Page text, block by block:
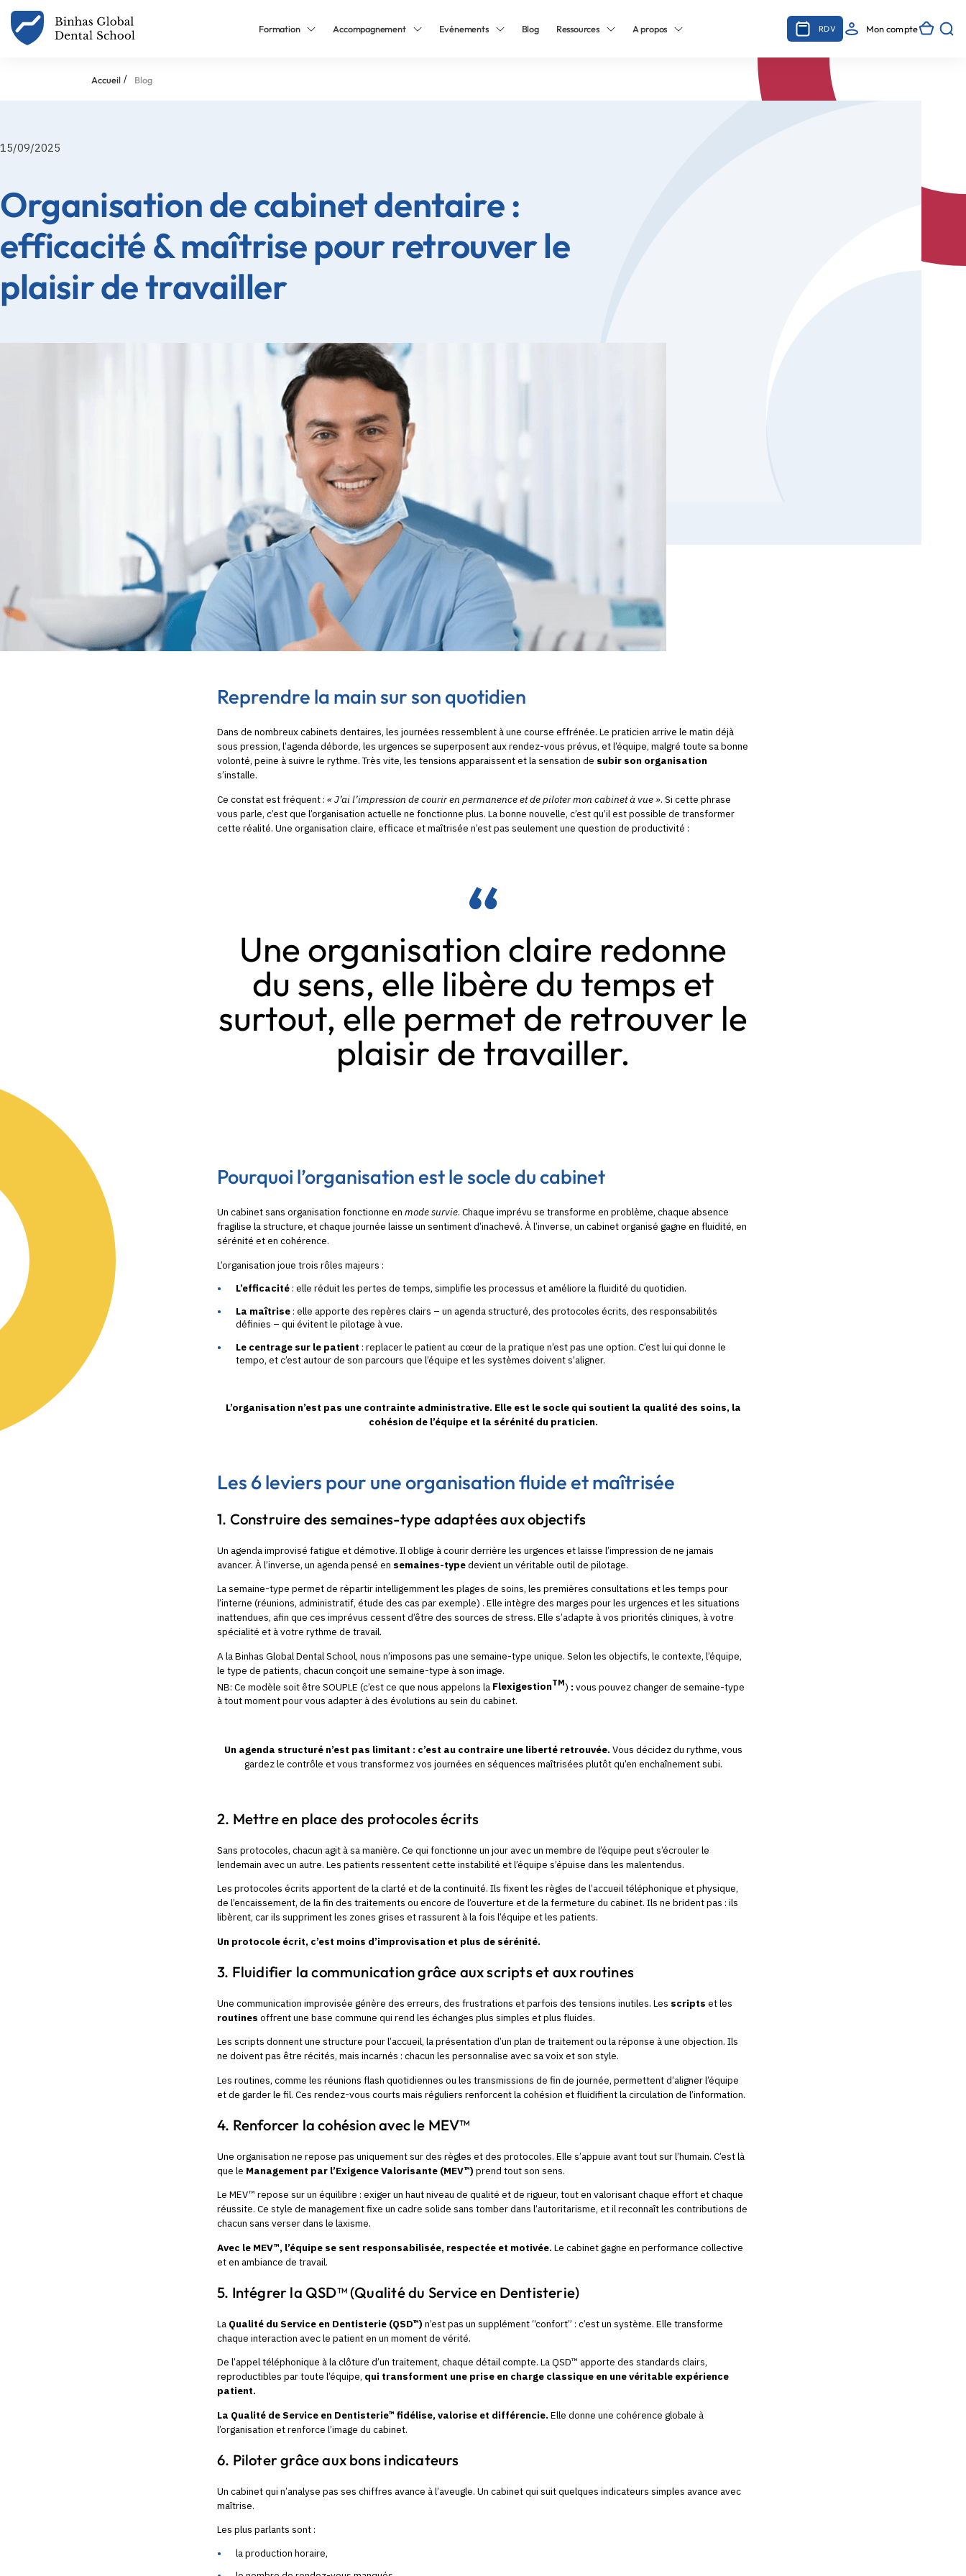
Formation Accompagnement Evénements Blog Ressources A propos RDV Mon compte
Accueil / Blog
15/09/2025
Organisation de cabinet dentaire :
efficacité & maîtrise pour retrouver le
plaisir de travailler
Reprendre la main sur son quotidien
Dans de nombreux cabinets dentaires, les journées ressemblent à une course effrénée. Le praticien arrive le matin déjà
sous pression, l’agenda déborde, les urgences se superposent aux rendez-vous prévus, et l’équipe, malgré toute sa bonne
volonté, peine à suivre le rythme. Très vite, les tensions apparaissent et la sensation de subir son organisation
s’installe.
Ce constat est fréquent : « J’ai l’impression de courir en permanence et de piloter mon cabinet à vue ». Si cette phrase
vous parle, c’est que l’organisation actuelle ne fonctionne plus. La bonne nouvelle, c’est qu’il est possible de transformer
cette réalité. Une organisation claire, efficace et maîtrisée n’est pas seulement une question de productivité :
Une organisation claire redonne
du sens, elle libère du temps et
surtout, elle permet de retrouver le
plaisir de travailler.
Pourquoi l’organisation est le socle du cabinet
Un cabinet sans organisation fonctionne en mode survie. Chaque imprévu se transforme en problème, chaque absence
fragilise la structure, et chaque journée laisse un sentiment d’inachevé. À l’inverse, un cabinet organisé gagne en fluidité, en
sérénité et en cohérence.
L’organisation joue trois rôles majeurs :
L’efficacité : elle réduit les pertes de temps, simplifie les processus et améliore la fluidité du quotidien.
La maîtrise : elle apporte des repères clairs – un agenda structuré, des protocoles écrits, des responsabilités
définies – qui évitent le pilotage à vue.
Le centrage sur le patient : replacer le patient au cœur de la pratique n’est pas une option. C’est lui qui donne le
tempo, et c’est autour de son parcours que l’équipe et les systèmes doivent s’aligner.
L’organisation n’est pas une contrainte administrative. Elle est le socle qui soutient la qualité des soins, la
cohésion de l’équipe et la sérénité du praticien.
Les 6 leviers pour une organisation fluide et maîtrisée
1. Construire des semaines-type adaptées aux objectifs
Un agenda improvisé fatigue et démotive. Il oblige à courir derrière les urgences et laisse l’impression de ne jamais
avancer. À l’inverse, un agenda pensé en semaines-typedevient un véritable outil de pilotage.
La semaine-type permet de répartir intelligemment les plages de soins, les premières consultations et les temps pour
l’interne (réunions, administratif, étude des cas par exemple) . Elle intègre des marges pour les urgences et les situations
inattendues, afin que ces imprévus cessent d’être des sources de stress. Elle s’adapte à vos priorités cliniques, à votre
spécialité et à votre rythme de travail.
A la Binhas Global Dental School, nous n’imposons pas une semaine-type unique. Selon les objectifs, le contexte, l’équipe,
le type de patients, chacun conçoit une semaine-type à son image.
NB: Ce modèle soit être SOUPLE (c’est ce que nous appelons la FlexigestionTM) : vous pouvez changer de semaine-type
à tout moment pour vous adapter à des évolutions au sein du cabinet.
Un agenda structuré n’est pas limitant : c’est au contraire une liberté retrouvée. Vous décidez du rythme, vous
gardez le contrôle et vous transformez vos journées en séquences maîtrisées plutôt qu’en enchaînement subi.
2. Mettre en place des protocoles écrits
Sans protocoles, chacun agit à sa manière. Ce qui fonctionne un jour avec un membre de l’équipe peut s’écrouler le
lendemain avec un autre. Les patients ressentent cette instabilité et l’équipe s’épuise dans les malentendus.
Les protocoles écrits apportent de la clarté et de la continuité. Ils fixent les règles de l’accueil téléphonique et physique,
de l’encaissement, de la fin des traitements ou encore de l’ouverture et de la fermeture du cabinet. Ils ne brident pas : ils
libèrent, car ils suppriment les zones grises et rassurent à la fois l’équipe et les patients.
Un protocole écrit, c’est moins d’improvisation et plus de sérénité.
3. Fluidifier la communication grâce aux scripts et aux routines
Une communication improvisée génère des erreurs, des frustrations et parfois des tensions inutiles. Les scripts et les
routines offrent une base commune qui rend les échanges plus simples et plus fluides.
Les scripts donnent une structure pour l’accueil, la présentation d’un plan de traitement ou la réponse à une objection. Ils
ne doivent pas être récités, mais incarnés : chacun les personnalise avec sa voix et son style.
Les routines, comme les réunions flash quotidiennes ou les transmissions de fin de journée, permettent d’aligner l’équipe
et de garder le fil. Ces rendez-vous courts mais réguliers renforcent la cohésion et fluidifient la circulation de l’information.
4. Renforcer la cohésion avec le MEV™
Une organisation ne repose pas uniquement sur des règles et des protocoles. Elle s’appuie avant tout sur l’humain. C’est là
que le Management par l’Exigence Valorisante (MEV™) prend tout son sens.
Le MEV™ repose sur un équilibre : exiger un haut niveau de qualité et de rigueur, tout en valorisant chaque effort et chaque
réussite. Ce style de management fixe un cadre solide sans tomber dans l’autoritarisme, et il reconnaît les contributions de
chacun sans verser dans le laxisme.
Avec le MEV™, l’équipe se sent responsabilisée, respectée et motivée. Le cabinet gagne en performance collective
et en ambiance de travail.
5. Intégrer la QSD™ (Qualité du Service en Dentisterie)
La Qualité du Service en Dentisterie (QSD™) n’est pas un supplément “confort” : c’est un système. Elle transforme
chaque interaction avec le patient en un moment de vérité.
De l’appel téléphonique à la clôture d’un traitement, chaque détail compte. La QSD™ apporte des standards clairs,
reproductibles par toute l’équipe, qui transforment une prise en charge classique en une véritable expérience
patient.
La Qualité de Service en Dentisterie™ fidélise, valorise et différencie. Elle donne une cohérence globale à
l’organisation et renforce l’image du cabinet.
6. Piloter grâce aux bons indicateurs
Un cabinet qui n’analyse pas ses chiffres avance à l’aveugle. Un cabinet qui suit quelques indicateurs simples avance avec
maîtrise.
Les plus parlants sont :
la production horaire,